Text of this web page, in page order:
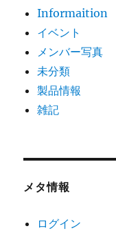
Informaition
イベント
メンバー写真
未分類
製品情報
雑記
メタ情報
ログイン